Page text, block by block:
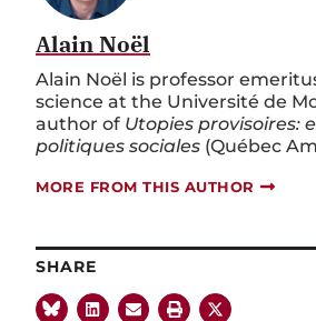
Alain Noël
Alain Noël is professor
science at the Université de
author of Utopies provisoires:
politiques sociales (Québec
MORE FROM THIS AUTHOR
SHARE